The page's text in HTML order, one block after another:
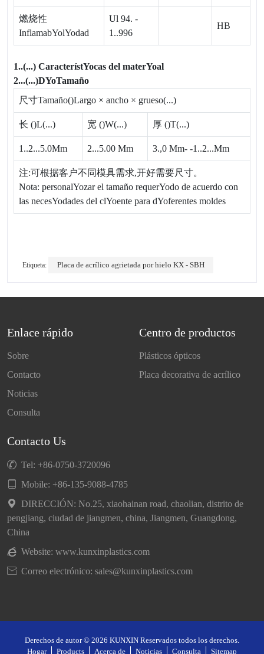
燃烧性
InflamabYolYodad
Ul 94. -
1..996
HB
1..(...) CaracterístYocas del materYoal
2...(...)DYoTamaño
尺寸Tamaño()Largo × ancho × grueso(...)
长 ()L(...) 宽 ()W(...) 厚 ()T(...)
1..2...5.0Mm 2...5.00 Mm 3.,0 Mm- -1..2...Mm
注:可根据客户不同模具需求,开好需要尺寸。
Nota: personalYozar el tamaño requerYodo de acuerdo con
las necesYodades del clYoente para dYoferentes moldes
Etiqueta: Placa de acrílico agrietada por hielo KX - SBH
Enlace rápido
Sobre
Contacto
Noticias
Consulta
Centro de productos
Plásticos ópticos
Placa decorativa de acrílico
Contacto Us
 Tel: +86-0750-3720096
 Mobile: +86-135-9088-4785

DIRECCIÓN: No.25, xiaohainan road, chaolian, distrito de
pengjiang, ciudad de jiangmen, china, Jiangmen, Guangdong,
China
 Website: www.kunxinplastics.com
 Correo electrónico: sales@kunxinplastics.com
Derechos de autor © 2026 KUNXIN Reservados todos los derechos.
Hogar
Products Acerca de Noticias Consulta Sitemap